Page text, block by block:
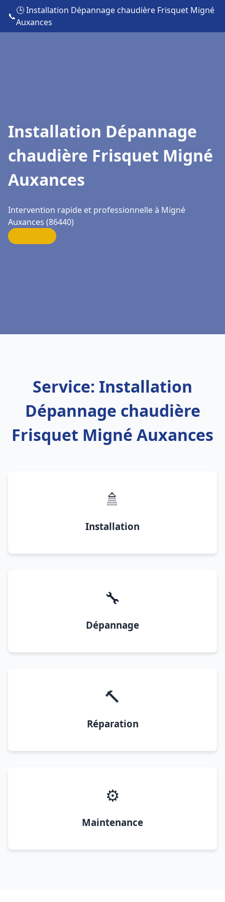
📞
🕒 Installation Dépannage chaudière Frisquet Migné
Auxances
Installation Dépannage
chaudière Frisquet Migné
Auxances
Intervention rapide et professionnelle à Migné
Auxances (86440)
Service: Installation
Dépannage chaudière
Frisquet Migné Auxances
🚿
Installation
🔧
Dépannage
🔨
Réparation
⚙️
Maintenance